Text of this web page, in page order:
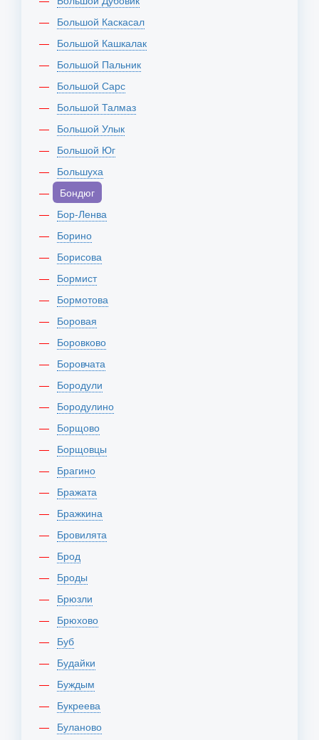
Большой Каскасал
Большой Кашкалак
Большой Пальник
Большой Сарс
Большой Талмаз
Большой Улык
Большой Юг
Большуха
Бондюг
Бор-Ленва
Борино
Борисова
Бормист
Бормотова
Боровая
Боровково
Боровчата
Бородули
Бородулино
Борщово
Борщовцы
Брагино
Бражата
Бражкина
Бровилята
Брод
Броды
Брюзли
Брюхово
Буб
Будайки
Буждым
Букреева
Буланово